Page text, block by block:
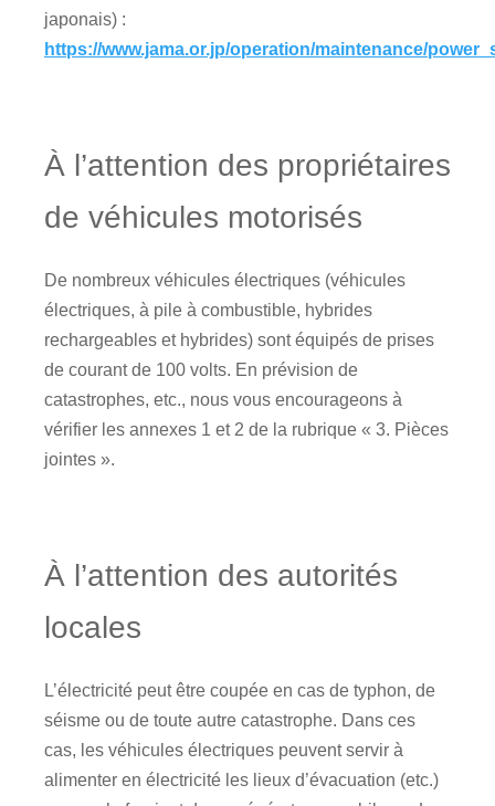
japonais) :
https://www.jama.or.jp/operation/maintenance/
À l’attention des propriétaires
de véhicules motorisés
De nombreux véhicules électriques (véhicules
électriques, à pile à combustible, hybrides
rechargeables et hybrides) sont équipés de prises
de courant de 100 volts. En prévision de
catastrophes, etc., nous vous encourageons à
vérifier les annexes 1 et 2 de la rubrique « 3. Pièces
jointes ».
À l’attention des autorités
locales
L’électricité peut être coupée en cas de typhon, de
séisme ou de toute autre catastrophe. Dans ces
cas, les véhicules électriques peuvent servir à
alimenter en électricité les lieux d’évacuation (etc.)